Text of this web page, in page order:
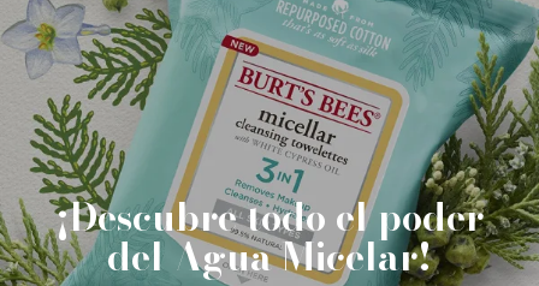
¡Descubre todo el poder
del Agua Micelar!